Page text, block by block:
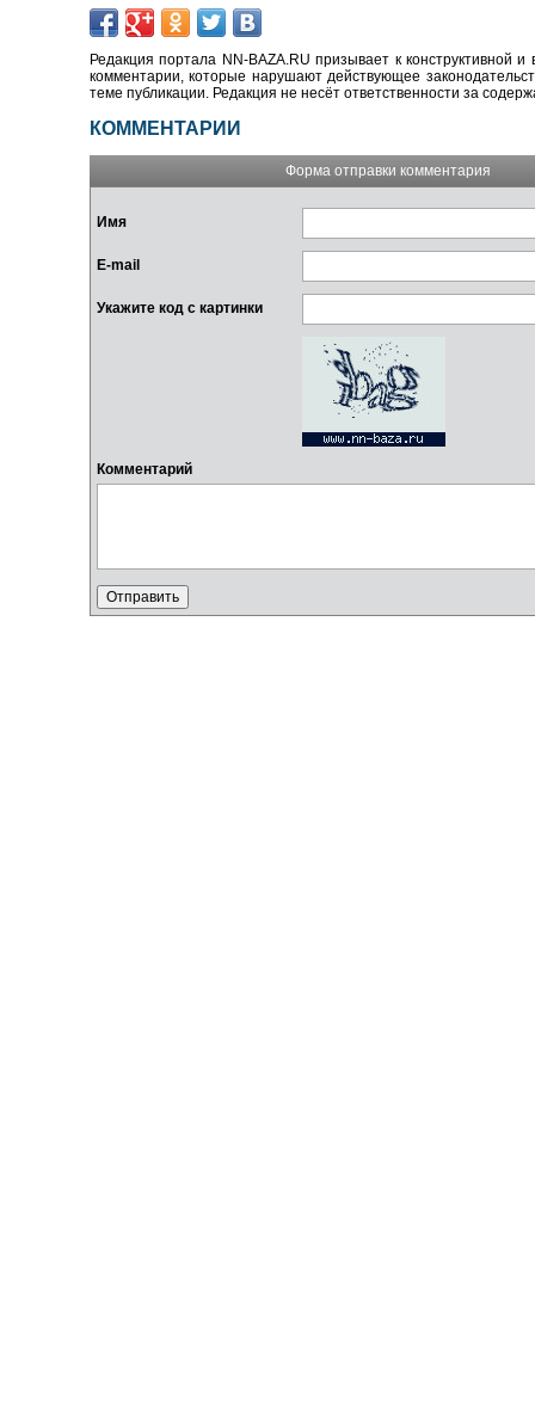
Редакция портала NN-BAZA.RU призывает к конструктивной
комментарии, которые нарушают действующее
теме публикации. Редакция не несёт ответственности за
КОММЕНТАРИИ
Форма отправки комментария
Имя
E-mail
Укажите код с картинки
Комментарий